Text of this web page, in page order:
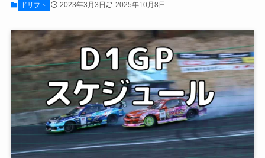
ドリフト 2023年3月3日 2025年10月8日